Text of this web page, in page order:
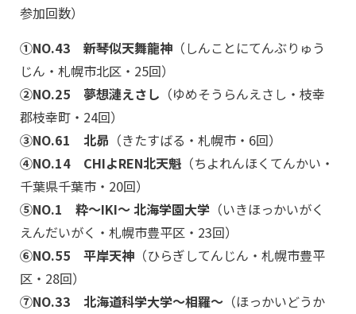
参加回数）
①NO.43 新琴似天舞龍神 （しんことにてんぶりゅう
じん・札幌市北区・25回）
②NO.25 夢想漣えさし （ゆめそうらんえさし・枝幸
郡枝幸町・24回）
③NO.61 北昴 （きたすばる・札幌市・6回）
④NO.14 CHIよREN北天魁 （ちよれんほくてんかい・
千葉県千葉市・20回）
⑤NO.1 粋〜IKI〜 北海学園大学 （いきほっかいがく
えんだいがく・札幌市豊平区・23回）
⑥NO.55 平岸天神 （ひらぎしてんじん・札幌市豊平
区・28回）
⑦NO.33 北海道科学大学〜相羅〜 （ほっかいどうか